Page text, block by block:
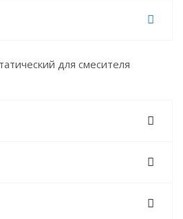
для смесителя